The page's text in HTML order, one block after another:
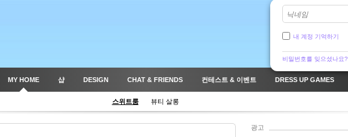
닉네임
내 계정 기억하기
비밀번호를 잊으셨나요?
MY HOME 샵 DESIGN CHAT & FRIENDS 컨테스트 & 이벤트 DRESS UP GAMES
스위트룸 뷰티 살롱
광고